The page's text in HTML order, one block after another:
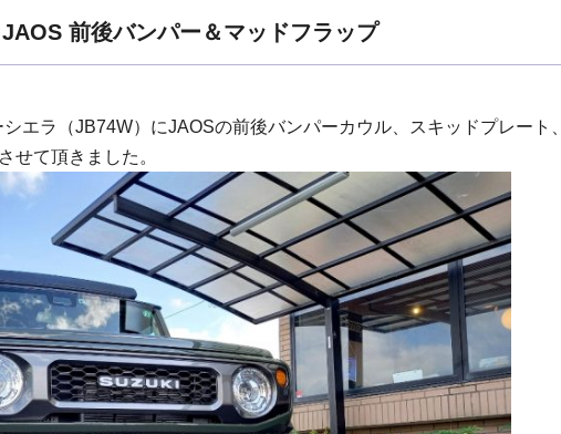
前後バンパー＆マッドフラップ
エラ（JB74W）にJAOSの前後バンパーカウル、スキッドプレート、
せて頂きました。